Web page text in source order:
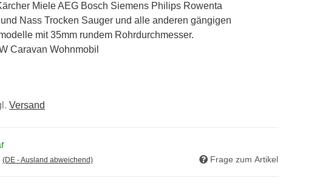
Miele AEG Bosch Siemens Philips Rowenta
Nass Trocken Sauger und alle anderen gängigen
mit 35mm rundem Rohrdurchmesser.
Caravan Wohnmobil
Versand
(DE - Ausland abweichend) Frage zum Artikel